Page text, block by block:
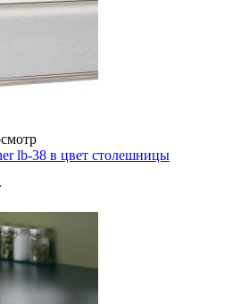
lb-38 в цвет столешницы